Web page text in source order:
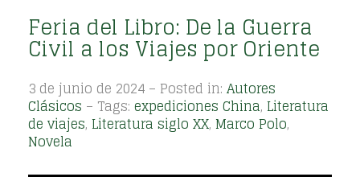
Feria del Libro: De la Guerra
Civil a los Viajes por Oriente
3 de junio de 2024 – Posted in: Autores
Clásicos – Tags: expediciones China, Literatura
de viajes, Literatura siglo XX, Marco Polo,
Novela